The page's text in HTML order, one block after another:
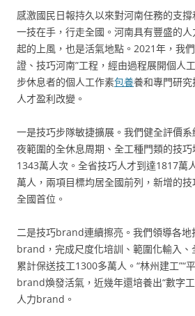
感激國民日報持久以來對河南任務的支
一技在手，行走全國。河南具有豐盛的
起的上風，也是活氣地點。2021年，我
證、技巧河南”工程，經由過程展開個人
步休息者的個人工作素包養養和專門研
人才盈利改變。
一是技巧步隊敏捷擴展。我們健全評價
夜範圍的全休息周期、全工種門類的技
1343萬人次。全省技巧人才到達1817萬
萬人，兩項目標均居全國前列，新增的
全國首位。
二是技巧brand連續擦亮。我們領導各地
brand，完成尺度化培訓、範圍化輸入、
累計保送技工1300多萬人。“林州建工”“
brand煥發活氣，近幾年還培養出“數字
人力brand。